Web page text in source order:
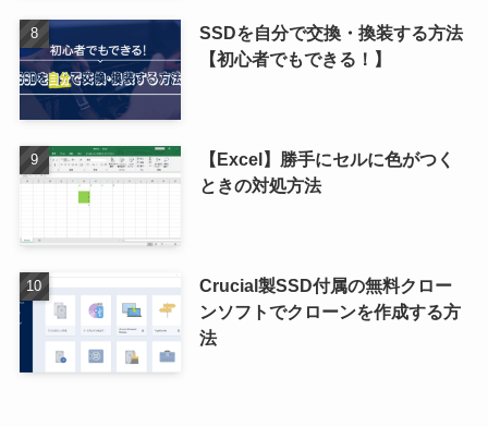
SSDを自分で交換・換装する方法
【初心者でもできる！】
【Excel】勝手にセルに色がつく
ときの対処方法
Crucial製SSD付属の無料クロー
ンソフトでクローンを作成する方
法